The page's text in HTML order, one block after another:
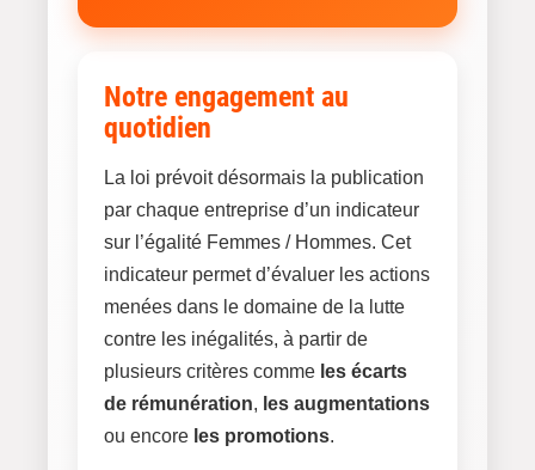
Notre engagement au
quotidien
La loi prévoit désormais la publication
par chaque entreprise d’un indicateur
sur l’égalité Femmes / Hommes. Cet
indicateur permet d’évaluer les actions
menées dans le domaine de la lutte
contre les inégalités, à partir de
plusieurs critères comme les écarts
de rémunération, les augmentations
ou encore les promotions.